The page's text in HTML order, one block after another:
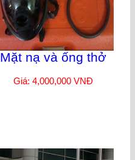
Mặt nạ và ống thở
Giá: 4,000,000 VNĐ